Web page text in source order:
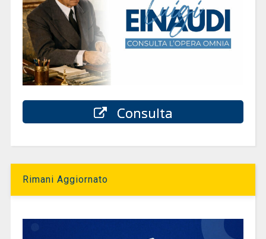
Consulta
Rimani Aggiornato